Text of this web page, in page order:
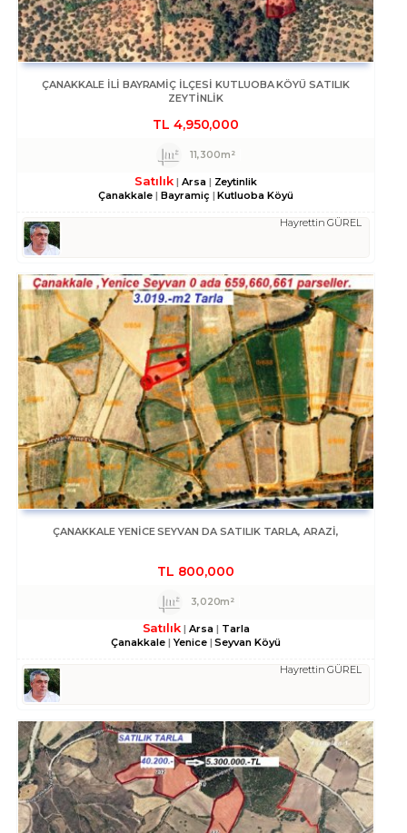
ÇANAKKALE ILI BAYRAMIÇ İLÇESI KUTLUOBA KÖYÜ SATILIK
ZEYTİNLİK
TL 4,950,000
11,300m²
Satılık Arsa
Zeytinlik
Çanakkale
Bayramiç Kutluoba Köyü
Hayrettin GÜREL
ÇANAKKALE YENICE SEYVAN DA SATILIK TARLA, ARAZİ,
TL 800,000
3,020m²
Satılık Arsa
Tarla
Çanakkale
Yenice Seyvan Köyü
Hayrettin GÜREL